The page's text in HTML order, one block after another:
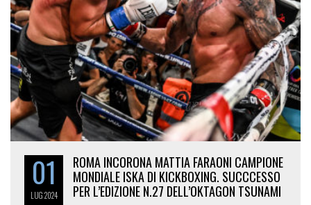
01
LUG2024
ROMA INCORONA MATTIA FARAONI CAMPIONE
MONDIALE ISKA DI KICKBOXING. SUCCCESSO
PER L’EDIZIONE N.27 DELL’OKTAGON TSUNAMI